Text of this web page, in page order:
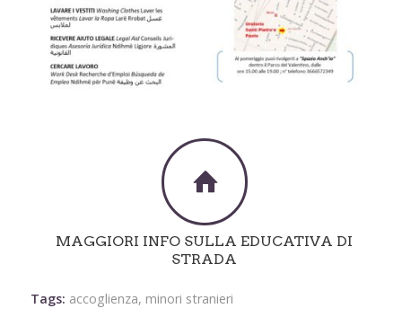
MAGGIORI INFO SULLA EDUCATIVA DI
STRADA
Tags: accoglienza, minori stranieri